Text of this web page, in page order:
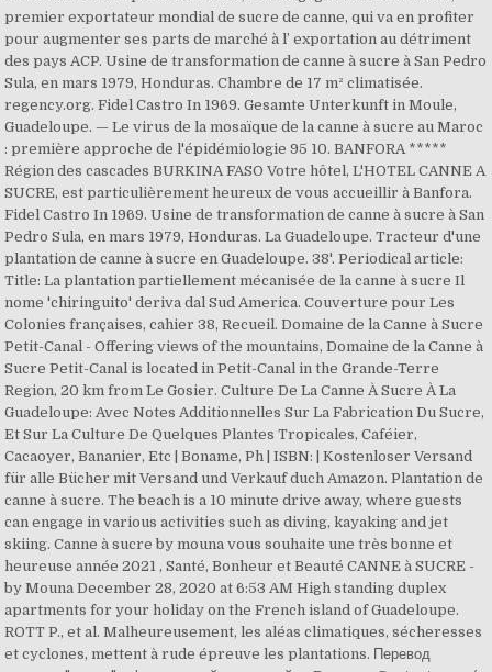
premier exportateur mondial de sucre de canne, qui va en profiter
pour augmenter ses parts de marché à l’ exportation au détriment
des pays ACP. Usine de transformation de canne à sucre à San Pedro
Sula, en mars 1979, Honduras. Chambre de 17 m² climatisée.
regency.org. Fidel Castro In 1969. Gesamte Unterkunft in Moule,
Guadeloupe. — Le virus de la mosaïque de la canne à sucre au Maroc
: première approche de l'épidémiologie 95 10. BANFORA *****
Région des cascades BURKINA FASO Votre hôtel, L'HOTEL CANNE A
SUCRE, est particulièrement heureux de vous accueillir à Banfora.
Fidel Castro In 1969. Usine de transformation de canne à sucre à San
Pedro Sula, en mars 1979, Honduras. La Guadeloupe. Tracteur d'une
plantation de canne à sucre en Guadeloupe. 38'. Periodical article:
Title: La plantation partiellement mécanisée de la canne à sucre Il
nome 'chiringuito' deriva dal Sud America. Couverture pour Les
Colonies françaises, cahier 38, Recueil. Domaine de la Canne à Sucre
Petit-Canal - Offering views of the mountains, Domaine de la Canne à
Sucre Petit-Canal is located in Petit-Canal in the Grande-Terre
Region, 20 km from Le Gosier. Culture De La Canne À Sucre À La
Guadeloupe: Avec Notes Additionnelles Sur La Fabrication Du Sucre,
Et Sur La Culture De Quelques Plantes Tropicales, Caféier,
Cacaoyer, Bananier, Etc | Boname, Ph | ISBN: | Kostenloser Versand
für alle Bücher mit Versand und Verkauf duch Amazon. Plantation de
canne à sucre. The beach is a 10 minute drive away, where guests
can engage in various activities such as diving, kayaking and jet
skiing. Canne à sucre by mouna vous souhaite une très bonne et
heureuse année 2021 , Santé, Bonheur et Beauté CANNE à SUCRE -
by Mouna December 28, 2020 at 6:53 AM High standing duplex
apartments for your holiday on the French island of Guadeloupe.
ROTT P., et al. Malheureusement, les aléas climatiques, sécheresses
et cyclones, mettent à rude épreuve les plantations. Перевод